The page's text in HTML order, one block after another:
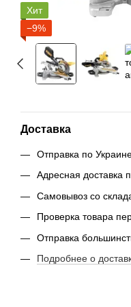
Хит
−9%
Доставка
Отправка по
Адресная доставка
Самовывоз со
Проверка товара
Отправка
Подробнее о